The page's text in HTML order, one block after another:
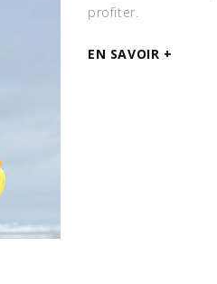
profiter.
EN SAVOIR +